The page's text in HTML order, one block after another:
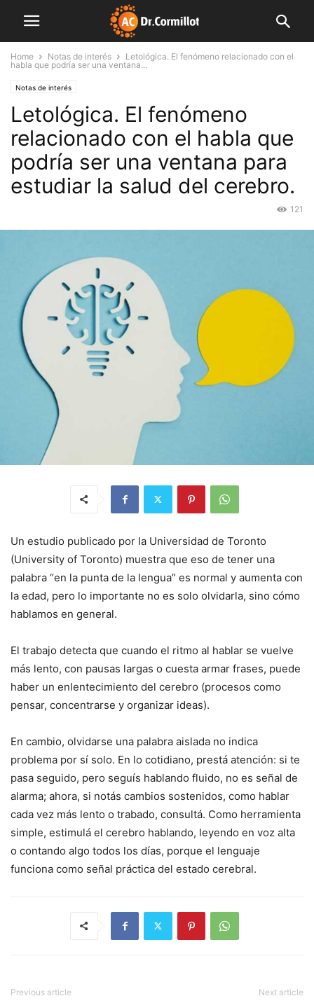
Home Notas de interés
Letológica. El fenómeno relacionado con el
habla que podría ser una ventana...
Notas de interés
Letológica. El fenómeno
relacionado con el habla que
podría ser una ventana para
estudiar la salud del cerebro.
121
Un estudio publicado por la Universidad de Toronto
(University of Toronto) muestra que eso de tener una
palabra “en la punta de la lengua” es normal y aumenta con
la edad, pero lo importante no es solo olvidarla, sino cómo
hablamos en general.
El trabajo detecta que cuando el ritmo al hablar se vuelve
más lento, con pausas largas o cuesta armar frases, puede
haber un enlentecimiento del cerebro (procesos como
pensar, concentrarse y organizar ideas).
En cambio, olvidarse una palabra aislada no indica
problema por sí solo. En lo cotidiano, prestá atención: si te
pasa seguido, pero seguís hablando fluido, no es señal de
alarma; ahora, si notás cambios sostenidos, como hablar
cada vez más lento o trabado, consultá. Como herramienta
simple, estimulá el cerebro hablando, leyendo en voz alta
o contando algo todos los días, porque el lenguaje
funciona como señal práctica del estado cerebral.
Previous article Next article